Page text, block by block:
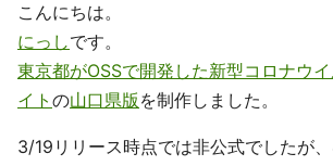
こんにちは。
にっしです。
東京都がOSSで開発した新型コロナウ
イト の山口県版 を制作しました。
3/19リリース時点では非公式でしたが